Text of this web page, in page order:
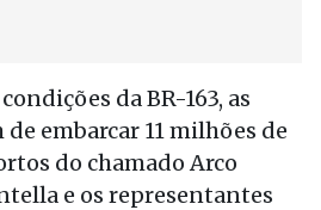
da BR-163, as
embarcar 11 milhões de
do chamado Arco
e os representantes